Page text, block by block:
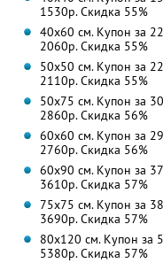
1530р. Скидка 55%
40х60 см. Купон за
2060р. Скидка 55%
50х50 см. Купон за
2110р. Скидка 55%
50х75 см. Купон за
2860р. Скидка 56%
60х60 см. Купон за
2760р. Скидка 56%
60х90 см. Купон за
3610р. Скидка 57%
75х75 см. Купон за
3690р. Скидка 57%
80х120 см. Купон за
5380р. Скидка 57%